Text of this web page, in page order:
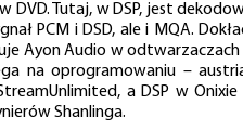
DVD. Tutaj, w DSP, jest
PCM i DSD, ale i MQA.
Ayon Audio w odtwarzaczach
na oprogramowaniu –
a DSP w
Shanlinga.